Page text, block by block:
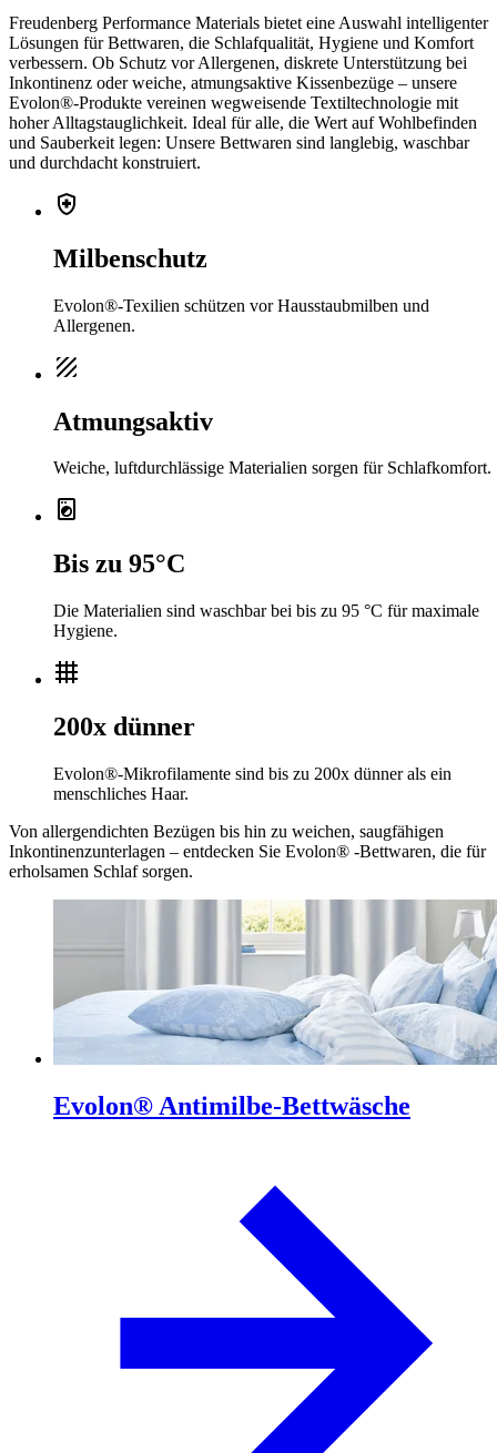
Freudenberg Performance Materials bietet eine Auswahl intelligenter
Lösungen für Bettwaren, die Schlafqualität, Hygiene und Komfort
verbessern. Ob Schutz vor Allergenen, diskrete Unterstützung bei
Inkontinenz oder weiche, atmungsaktive Kissenbezüge – unsere
Evolon®-Produkte vereinen wegweisende Textiltechnologie mit
hoher Alltagstauglichkeit. Ideal für alle, die Wert auf Wohlbefinden
und Sauberkeit legen: Unsere Bettwaren sind langlebig, waschbar
und durchdacht konstruiert.
health_and_safety
Milbenschutz
Evolon®-Texilien schützen vor Hausstaubmilben und
Allergenen.
texture
Atmungsaktiv
Weiche, luftdurchlässige Materialien sorgen für Schlafkomfort.
local_laundry_service
Bis zu 95°C
Die Materialien sind waschbar bei bis zu 95 °C für maximale
Hygiene.
grid_4x4
200x dünner
Evolon®-Mikrofilamente sind bis zu 200x dünner als ein
menschliches Haar.
Von allergendichten Bezügen bis hin zu weichen, saugfähigen
Inkontinenzunterlagen – entdecken Sie Evolon® -Bettwaren, die für
erholsamen Schlaf sorgen.
Evolon® Antimilbe-Bettwäsche